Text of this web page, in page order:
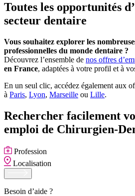
Toutes les opportunités
secteur dentaire
Vous souhaitez explorer les
professionnelles du monde dentaire ?
Découvrez l’ensemble de nos offres
en France, adaptées à votre profil et à
En un seul clic, accédez également aux
à Paris, Lyon, Marseille ou Lille.
Rechercher facilement
emploi de Chirurgien-
Profession
Localisation
Besoin d’aide ?